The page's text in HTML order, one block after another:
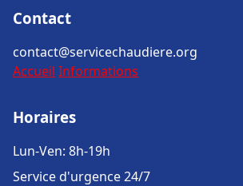
Contact
contact@servicechaudiere.org
Accueil Informations
Horaires
Lun-Ven: 8h-19h
Service d'urgence 24/7